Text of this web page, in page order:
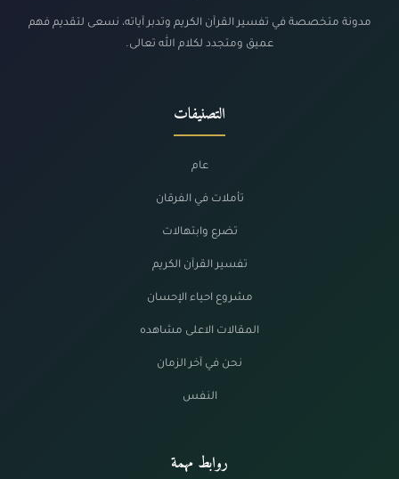
مدونة متخصصة في تفسير القرآن الكريم وتدبر آياته، نسعى لتقديم فهم
عميق ومتجدد لكلام الله تعالى.
التصنيفات
عام
تأملات في الفرقان
تضرع وابتهالات
تفسير القرآن الكريم
مشروع احياء الإحسان
المقالات الاعلى مشاهده
نحن في آخر الزمان
النفس
روابط مهمة